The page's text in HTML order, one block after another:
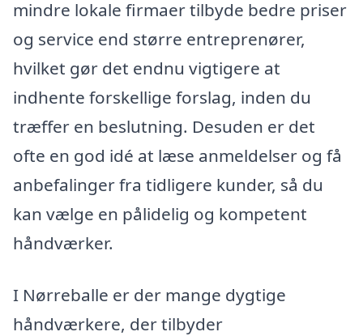
mindre lokale firmaer tilbyde bedre priser
og service end større entreprenører,
hvilket gør det endnu vigtigere at
indhente forskellige forslag, inden du
træffer en beslutning. Desuden er det
ofte en god idé at læse anmeldelser og få
anbefalinger fra tidligere kunder, så du
kan vælge en pålidelig og kompetent
håndværker.
I Nørreballe er der mange dygtige
håndværkere, der tilbyder